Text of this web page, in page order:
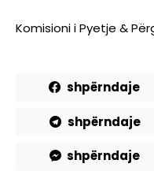
Komisioni i Pyetje &
shpërndaje
shpërndaje
shpërndaje